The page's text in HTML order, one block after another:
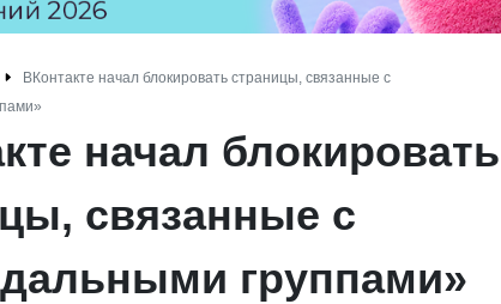
ВКонтакте начал блокировать страницы, связанные с
начал блокировать
связанные с
группами»